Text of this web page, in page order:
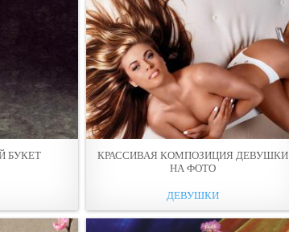
БУКЕТ
КРАССИВАЯ КОМПОЗИЦИЯ ДEВУШКИ
НА ФОТО
ДЕВУШКИ